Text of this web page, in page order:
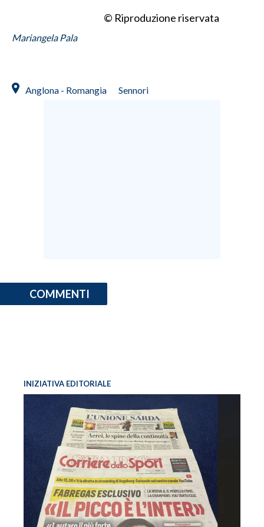
© Riproduzione riservata
Mariangela Pala
Anglona - Romangia Sennori
COMMENTI
INIZIATIVA EDITORIALE